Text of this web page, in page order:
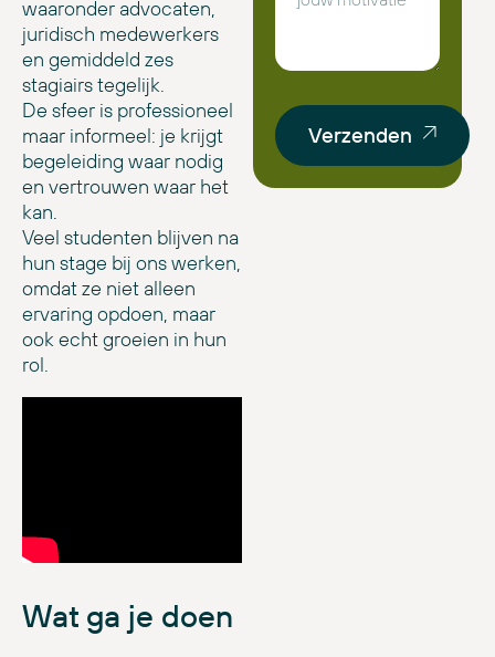
waaronder advocaten,
juridisch medewerkers
en gemiddeld zes
stagiairs tegelijk.
De sfeer is professioneel
maar informeel: je krijgt
begeleiding waar nodig
en vertrouwen waar het
kan.
Veel studenten blijven na
hun stage bij ons werken,
omdat ze niet alleen
ervaring opdoen, maar
ook echt groeien in hun
rol.
Wat ga je doen
Verzenden